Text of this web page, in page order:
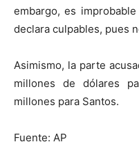
embargo, es
declara culpables, pues
Asimismo, la parte
millones de dólares
millones para Santos.
Fuente: AP